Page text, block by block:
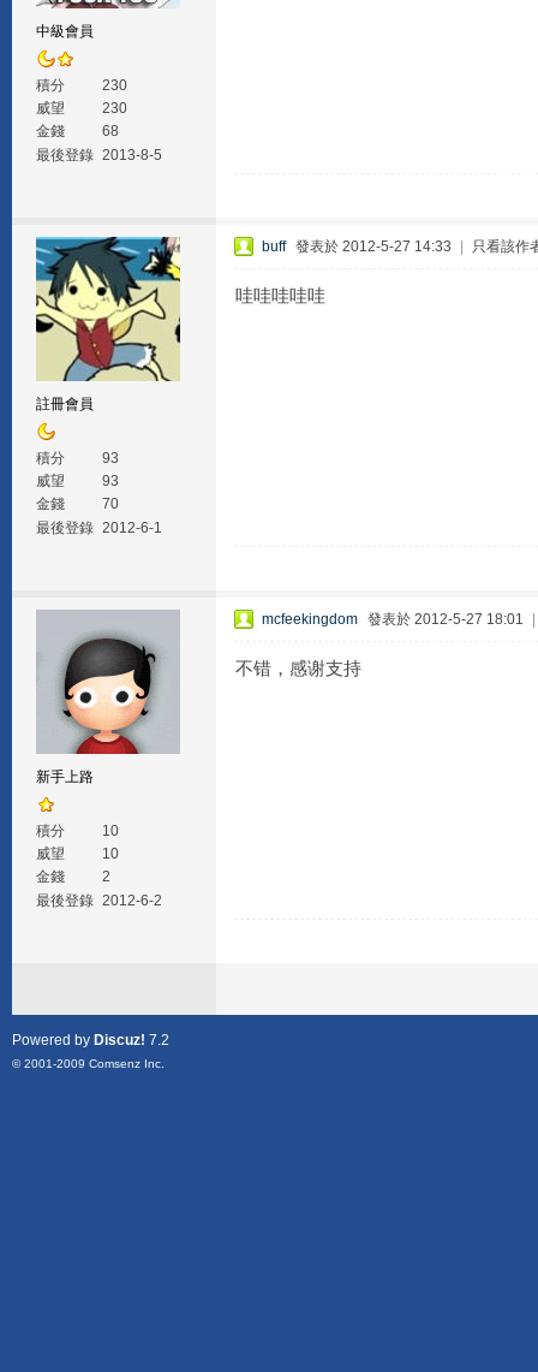
中級會員
積分
230
威望
230
金錢
68
最後登錄 2013-8-5
註冊會員
積分
93
威望
93
金錢
70
最後登錄 2012-6-1
buff 發表於 2012-5-27 14:33 只看該作
哇哇哇哇哇
新手上路
積分
10
威望
10
金錢
2
最後登錄 2012-6-2
mcfeekingdom 發表於 2012-5-27 18:01
不错，感谢支持
Powered by Discuz! 7.2
© 2001-2009 Comsenz Inc.